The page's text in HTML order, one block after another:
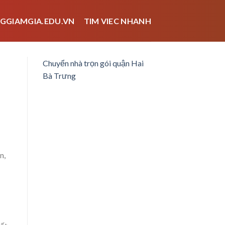
TIM VIEC NHANH
Chuyển nhà trọn gói quận Hai
Bà Trưng